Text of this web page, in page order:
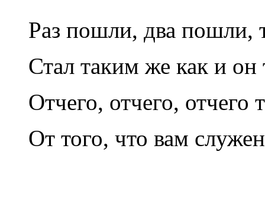
Раз пошли, два пошли,
Стал таким же как и
Отчего, отчего, отчего
От того, что вам